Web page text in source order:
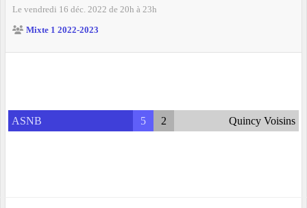
Le vendredi 16 déc. 2022 de 20h à 23h
Mixte 1 2022-2023
ASNB 5 2 Quincy Voisins